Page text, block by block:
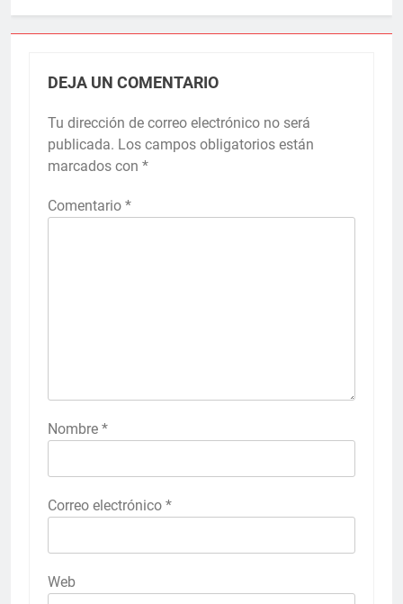
DEJA UN COMENTARIO
Tu dirección de correo electrónico no será
publicada. Los campos obligatorios están
marcados con *
Comentario *
Nombre *
Correo electrónico *
Web